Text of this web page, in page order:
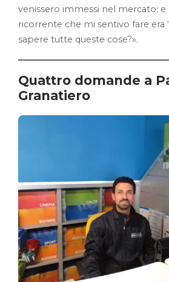
venissero immessi nel mercato; e
ricorrente che mi sentivo fare era
sapere tutte queste cose?».
Quattro domande a
Granatiero